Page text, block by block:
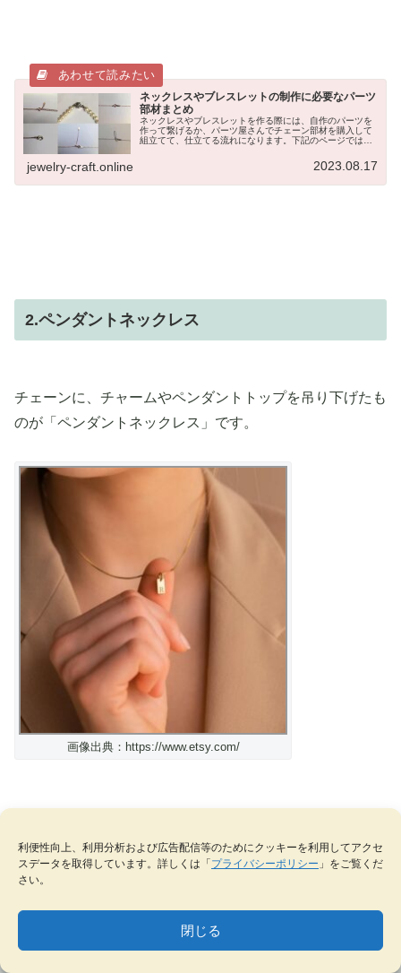
利便性向上、利用分析および広告配信等のためにクッキーを利用してアクセ
スデータを取得しています。詳しくは「 プライバシーポリシー 」をご覧くだ
さい。
閉じる
ネックレスやブレスレットの制作に必要なパーツ
部材まとめ
ネックレスやブレスレットを作る際には、自作のパーツを
作って繋げるか、パーツ屋さんでチェーン部材を購入して
組立てて、仕立てる流れになります。下記のページでは、
jewelry-craft.online 2023.08.17
2.ペンダントネックレス
チェーンに、チャームやペンダントトップを吊り下げたも
のが「ペンダントネックレス」です。
画像出典：https://www.etsy.com/
ペンダントは「ぶら下がる」「吊り下げる」という意味が
あり、吊り下がった部分は「ダングリング（ダングル）」